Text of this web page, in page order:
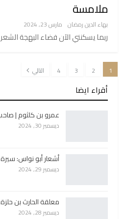
ملامسة
بهاء الدين رمضان مارس 23, 2024
ربما يسكنني الآن فضاء البهجة الشعر
1
2
3
4 التالي
أقراء ايضا
عمرو بن كلثوم |
ديسمبر 30, 2024
أشعار أبو نواس: سيرة
ديسمبر 29, 2024
معلقة الحارث بن
ديسمبر 28, 2024